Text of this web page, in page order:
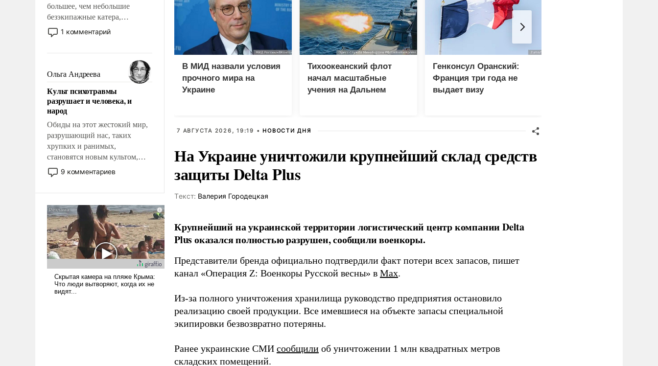
большее, чем небольшие
безэкипажные катера,
применение которых уже
стало обыденностью. Задача по
сложна и амбициозна. Однако
и ее реализация радикально
поднимет наши боевые
возможности.
1 комментарий
Ольга Андреева
Культ психотравмы
разрушает и человека, и
народ
Обиды на этот жестокий мир,
разрушающий нас, таких
хрупких и ранимых,
становятся новым культом,
постепенно вытесняя и
отменяя традиционное
ударами судьбы, брать на себя
ответственность, помогать
слабым, идти вперед и
адаптироваться.
9 комментариев
В МИД назвали условия
прочного мира на
Украине
Тихоокеанский флот
начал масштабные
учения на Дальнем
Генконсул Оранский:
Франция три года не
выдает визу
7 АВГУСТА 2026, 19:19 • НОВОСТИ ДНЯ
На Украине уничтожили крупнейший склад средств
защиты Delta Plus
Tекст: Валерия Городецкая
Крупнейший на украинской территории логистический центр компании Delta
Plus оказался полностью разрушен, сообщили военкоры.
Представители бренда официально подтвердили факт потери всех запасов, пишет
канал «Операция Z: Военкоры Русской весны» в Max.
Из-за полного уничтожения хранилища руководство предприятия остановило
реализацию своей продукции. Все имевшиеся на объекте запасы специальной
экипировки безвозвратно потеряны.
Ранее украинские СМИ сообщили об уничтожении 1 млн квадратных метров
складских помещений.